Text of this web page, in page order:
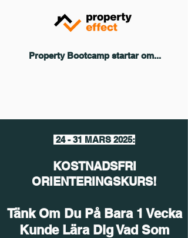
24 - 31 MARS 2025:
KOSTNADSFRI
ORIENTERINGSKURS!
Tänk Om Du På Bara 1 Vecka
Kunde Lära Dig Vad Som
Property Bootcamp startar om...